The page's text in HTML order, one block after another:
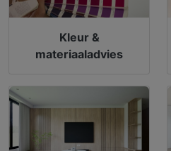
Kleur &
materiaaladvies